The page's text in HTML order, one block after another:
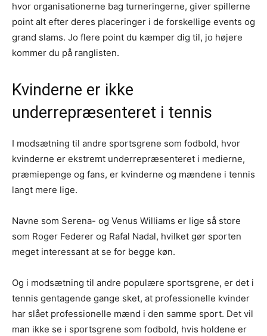
hvor organisationerne bag turneringerne, giver spillerne
point alt efter deres placeringer i de forskellige events og
grand slams. Jo flere point du kæmper dig til, jo højere
kommer du på ranglisten.
Kvinderne er ikke
underrepræsenteret i tennis
I modsætning til andre sportsgrene som fodbold, hvor
kvinderne er ekstremt underrepræsenteret i medierne,
præmiepenge og fans, er kvinderne og mændene i tennis
langt mere lige.
Navne som Serena- og Venus Williams er lige så store
som Roger Federer og Rafal Nadal, hvilket gør sporten
meget interessant at se for begge køn.
Og i modsætning til andre populære sportsgrene, er det i
tennis gentagende gange sket, at professionelle kvinder
har slået professionelle mænd i den samme sport. Det vil
man ikke se i sportsgrene som fodbold, hvis holdene er